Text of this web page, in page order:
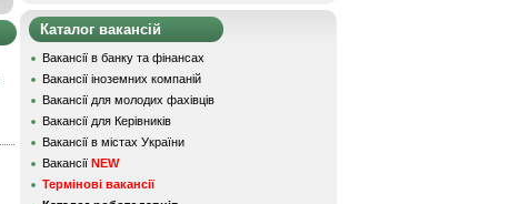
Каталог вакансій
Вакансії в банку та фінансах
Вакансії іноземних компаній
Вакансії для молодих фахівців
Вакансії для Керівників
Вакансії в містах України
Вакансії NEW
Термінові вакансії